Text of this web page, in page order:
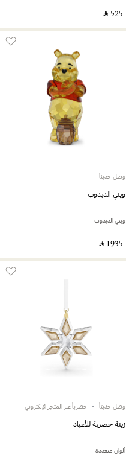
‎ ⃁ ⁦525⁩ ‎
وصل حديثاً
ويني الدبدوب
ويني الدبدوب
‎ ⃁ ⁦1935⁩ ‎
وصل حديثاً حصرياً عبر المتجر الإلكتروني
زينة حصرية للأعياد
ألوان متعددة